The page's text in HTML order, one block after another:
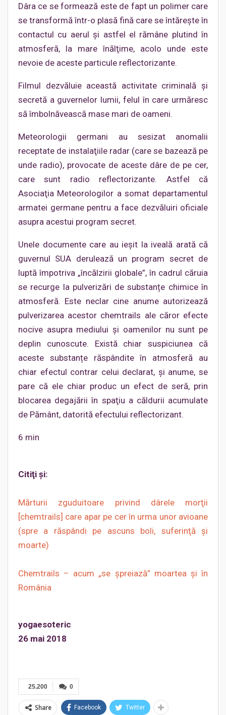
Dâra ce se formează este de fapt un polimer care
se transformă într-o plasă fină care se întăreşte în
contactul cu aerul şi astfel el rămâne plutind în
atmosferă, la mare înălţime, acolo unde este
nevoie de aceste particule reflectorizante.
Filmul dezvăluie această activitate criminală şi
secretă a guvernelor lumii, felul în care urmăresc
să îmbolnăvească mase mari de oameni.
Meteorologii germani au sesizat anomalii
receptate de instalaţiile radar (care se bazează pe
unde radio), provocate de aceste dâre de pe cer,
care sunt radio reflectorizante. Astfel că
Asociaţia Meteorologilor a somat departamentul
armatei germane pentru a face dezvăluiri oficiale
asupra acestui program secret.
Unele documente care au ieșit la iveală arată că
guvernul SUA derulează un program secret de
luptă împotriva „încălzirii globale”, în cadrul căruia
se recurge la pulverizări de substanțe chimice în
atmosferă. Este neclar cine anume autorizează
pulverizarea acestor chemtrails ale căror efecte
nocive asupra mediului şi oamenilor nu sunt pe
deplin cunoscute. Există chiar suspiciunea că
aceste substanțe răspândite în atmosferă au
chiar efectul contrar celui declarat, și anume, se
pare că ele chiar produc un efect de seră, prin
blocarea degajării în spaţiu a căldurii acumulate
de Pământ, datorită efectului reflectorizant.
6 min
Citiţi şi:
Mărturii zguduitoare privind dârele morţii
[chemtrails] care apar pe cer în urma unor avioane
(spre a răspândi pe ascuns boli, suferinţă şi
moarte)
Chemtrails – acum „se şpreiază” moartea şi în
România
yogaesoteric
26 mai 2018
0
25.200
Share Facebook Twitter